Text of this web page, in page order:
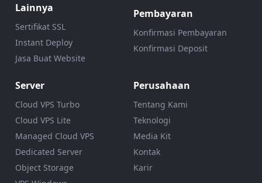
Lainnya
Sertifikat SSL
Instant Deploy
Jasa Buat Website
Pembayaran
Konfirmasi Pembayaran
Konfirmasi Deposit
Server
Cloud VPS Turbo
Cloud VPS Lite
Managed Cloud VPS
Dedicated Server
Object Storage
Perusahaan
Tentang Kami
Teknologi
Media Kit
Kontak
Karir